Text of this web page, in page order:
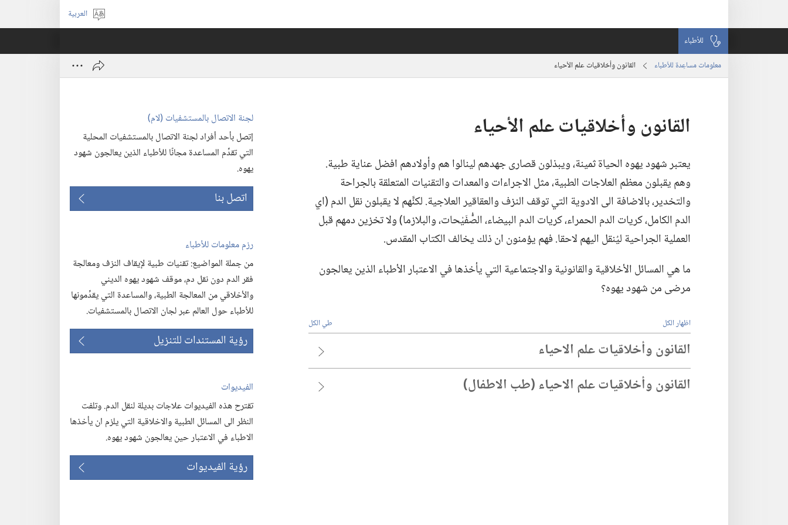
اختر
العربية
للأطباء
معلومات مساعِدة للأطباء القانون وأخلاقيات علم الأحياء
القانون وأخلاقيات علم الأحياء
يعتبر شهود يهوه الحياة ثمينة،‏ ويبذلون قصارى جهدهم لينالوا هم وأولادهم افضل عناية طبية.‏
وهم يقبلون معظم العلاجات الطبية،‏ مثل الاجراءات والمعدات والتقنيات المتعلقة بالجراحة
والتخدير،‏ بالاضافة الى الادوية التي توقف النزف والعقاقير العلاجية.‏ لكنَّهم لا يقبلون نقل الدم (‏اي
الدم الكامل،‏ كريات الدم الحمراء،‏ كريات الدم البيضاء،‏ الصُّفَيْحات،‏ والبلازما)‏ ولا تخزين دمهم قبل
العملية الجراحية ليُنقل اليهم لاحقا.‏ فهم يؤمنون ان ذلك يخالف الكتاب المقدس.‏
ما هي المسائل الأخلاقية والقانونية والاجتماعية التي يأخذها في الاعتبار الأطباء الذين يعالجون
مرضى من شهود يهوه؟‏
اظهار الكل طي الكل
القانون وأخلاقيات علم الاحياء
القانون وأخلاقيات علم الاحياء (طب الاطفال)
لجنة الاتصال بالمستشفيات (‏لام)‏
إتصل بأحد أفراد لجنة الاتصال بالمستشفيات المحلية
التي تقدِّم المساعدة مجانًا للأطباء الذين يعالجون شهود
يهوه.‏
اتصل بنا
رزم معلومات للأطباء
من جملة المواضيع:‏ تقنيات طبية لإيقاف النزف ومعالجة
فقر الدم دون نقل دم،‏ موقف شهود يهوه الديني
والأخلاقي من المعالجة الطبية،‏ والمساعدة التي يقدِّمونها
للأطباء حول العالم عبر لجان الاتصال بالمستشفيات.‏
رؤية المستندات للتنزيل
الفيديوات
تقترح هذه الفيديوات علاجات بديلة لنقل الدم.‏ وتلفت
النظر الى المسائل الطبية والاخلاقية التي يلزم ان يأخذها
الاطباء في الاعتبار حين يعالجون شهود يهوه.‏
رؤية الفيديوات